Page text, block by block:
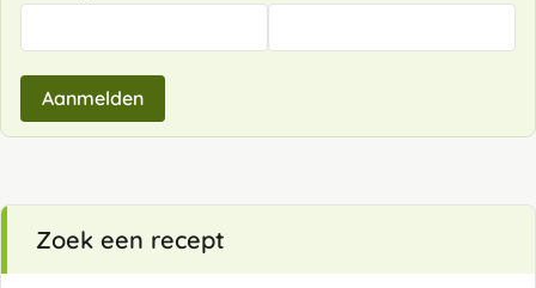
Aanmelden
Zoek een recept